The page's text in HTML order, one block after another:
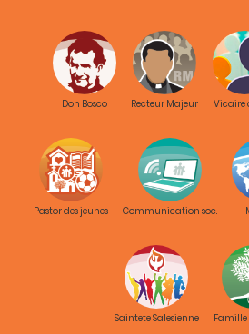
Don Bosco Recteur Majeur Vicaire
Pastor des jeunes Communication soc.
Saintete Salesienne Famille